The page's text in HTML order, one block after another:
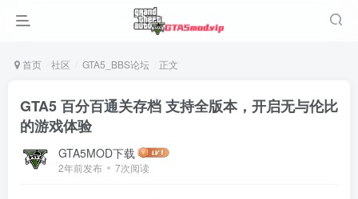
首页 社区 GTA5_BBS论坛 正文
GTA5 百分百通关存档 支持全版本，开启无与伦比
的游戏体验
GTA5MOD下载
2年前发布 7次阅读